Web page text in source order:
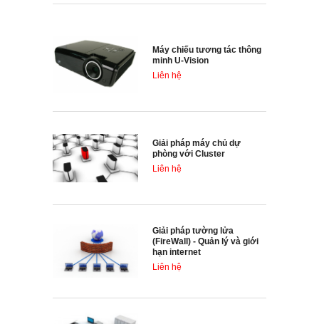
Máy chiếu tương tác thông
minh U-Vision
Liên hệ
Giải pháp máy chủ dự
phòng với Cluster
Liên hệ
Giải pháp tường lửa
(FireWall) - Quản lý và giới
hạn internet
Liên hệ